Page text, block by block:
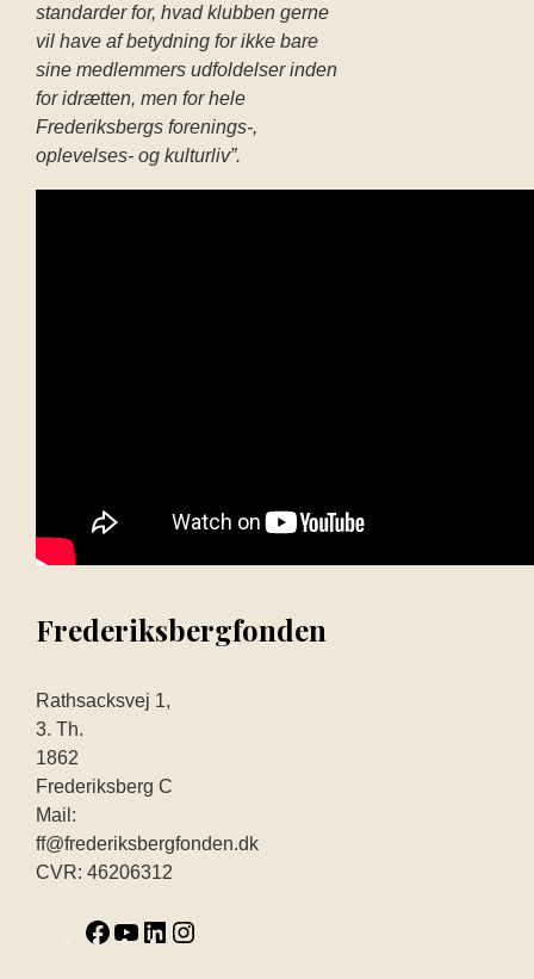
standarder for, hvad klubben gerne
vil have af betydning for ikke bare
sine medlemmers udfoldelser inden
for idrætten, men for hele
Frederiksbergs forenings-,
oplevelses- og kulturliv”.
Frederiksbergfonden
Rathsacksvej 1,
3. Th.
1862
Frederiksberg C
Mail:
ff@frederiksbergfonden.dk
CVR: 46206312